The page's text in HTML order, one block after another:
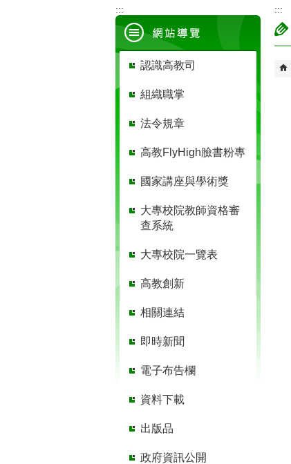
:::
認識高教司
組織職掌
法令規章
高教FlyHigh臉書粉專
國家講座與學術獎
大專校院教師資格審
查系統
大專校院一覽表
高教創新
相關連結
即時新聞
電子布告欄
資料下載
出版品
政府資訊公開
:::